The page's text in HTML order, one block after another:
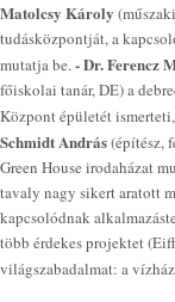
Matolcsy Károly
tudásközpontját, a
mutatja be.- Dr. Ferencz
főiskolai tanár, DE) a
Központ épületét
Schmidt András(építész,
Green House irodaházat
tavaly nagy sikert aratott
kapcsolódnak
több érdekes projektet
világszabadalmat: a